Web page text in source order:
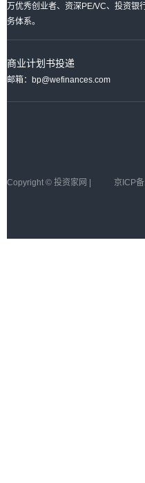
万优秀创业者、资深PE/VC、投资银
务体系。
商业计划书投递
邮箱：bp@wefinances.com
Copyright © 投资家网 | 京ICP